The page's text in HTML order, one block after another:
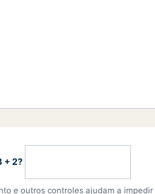
+ 2?
e outros controles ajudam a